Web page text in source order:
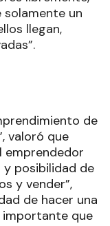
solamente un
llegan,
de
valoró que
emprendedor
posibilidad de
y vender”,
de hacer una
que